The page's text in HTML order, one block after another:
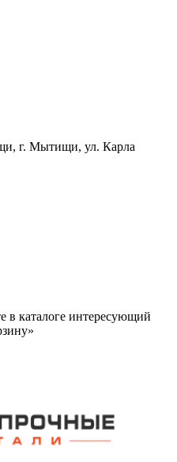
г. Мытищи, ул. Карла
в каталоге интересующий